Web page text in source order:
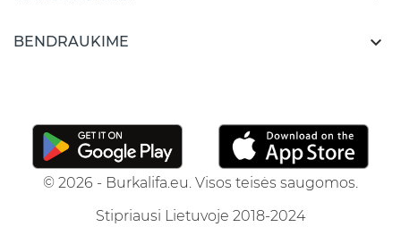
BENDRAUKIME 
© 2026 - Burkalifa.eu. Visos teisės saugomos.
Stipriausi Lietuvoje 2018-2024